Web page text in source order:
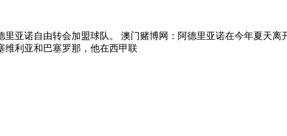
亚诺自由转会加盟球队。 澳门赌博网：阿德里亚诺在今年夏天
维利亚和巴塞罗那，他在西甲联